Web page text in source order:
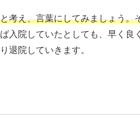
考え、言葉にしてみましょう。
入院していたとしても、早く良
退院していきます。